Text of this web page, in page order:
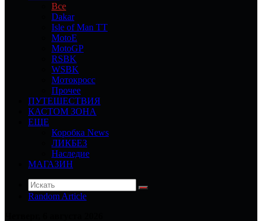
Все
Dakar
Isle of Man TT
MotoE
MotoGP
RSBK
WSBK
Мотокросс
Прочее
ПУТЕШЕСТВИЯ
КАСТОМ ЗОНА
ЕЩЕ
Коробка News
ЛИКБЕЗ
Наследие
МАГАЗИН
Random Article